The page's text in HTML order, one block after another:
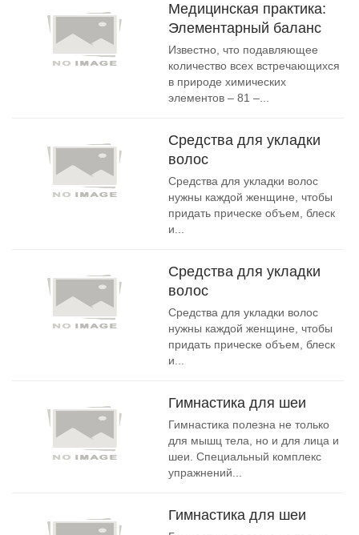
Медицинская практика:
Элементарный баланс
Известно, что подавляющее
количество всех встречающихся
в природе химических
элементов – 81 –...
Средства для укладки
волос
Средства для укладки волос
нужны каждой женщине, чтобы
придать прическе объем, блеск
и...
Средства для укладки
волос
Средства для укладки волос
нужны каждой женщине, чтобы
придать прическе объем, блеск
и...
Гимнастика для шеи
Гимнастика полезна не только
для мышц тела, но и для лица и
шеи. Специальный комплекс
упражнений...
Гимнастика для шеи